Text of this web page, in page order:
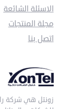
الاسئلة الشائعة
مجلة المنتجات
اتصل بنا
زونتل هي شركة